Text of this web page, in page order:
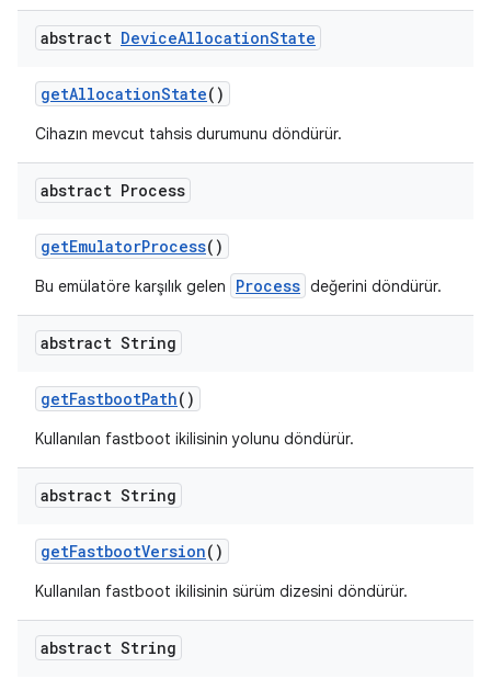
abstract DeviceAllocationState
getAllocationState()
Cihazın mevcut tahsis durumunu döndürür.
abstract Process
getEmulatorProcess()
Bu emülatöre karşılık gelen Process değerini döndürür.
abstract String
getFastbootPath()
Kullanılan fastboot ikilisinin yolunu döndürür.
abstract String
getFastbootVersion()
Kullanılan fastboot ikilisinin sürüm dizesini döndürür.
abstract String